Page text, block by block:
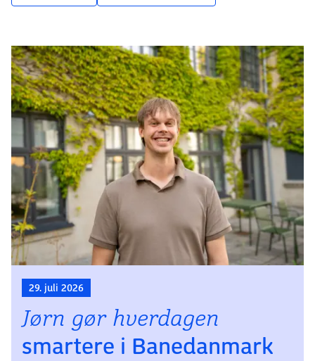
29. juli 2026
Jørn gør hverdagen
smartere i Bane­danmark